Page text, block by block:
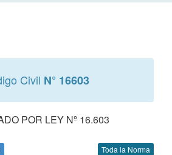
Civil N° 16603
POR LEY Nº 16.603
Toda la Norma